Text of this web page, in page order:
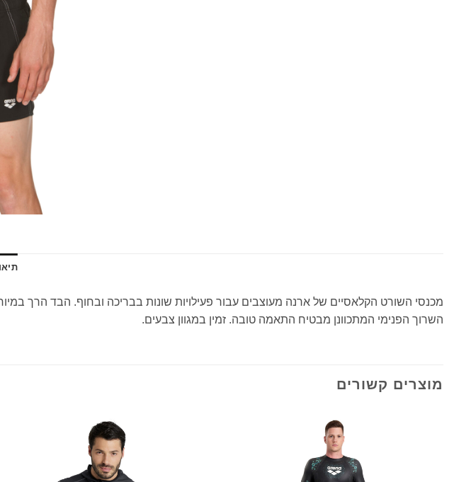
מכנסי השורט הקלאסיים של ארנה מעוצבים עבור פעילויות שונות בבריכה ובחוף. הבד הרך
השרוך הפנימי המתכוונן מבטיח התאמה טובה. זמין במגוון צבעים.
מוצרים קשורים